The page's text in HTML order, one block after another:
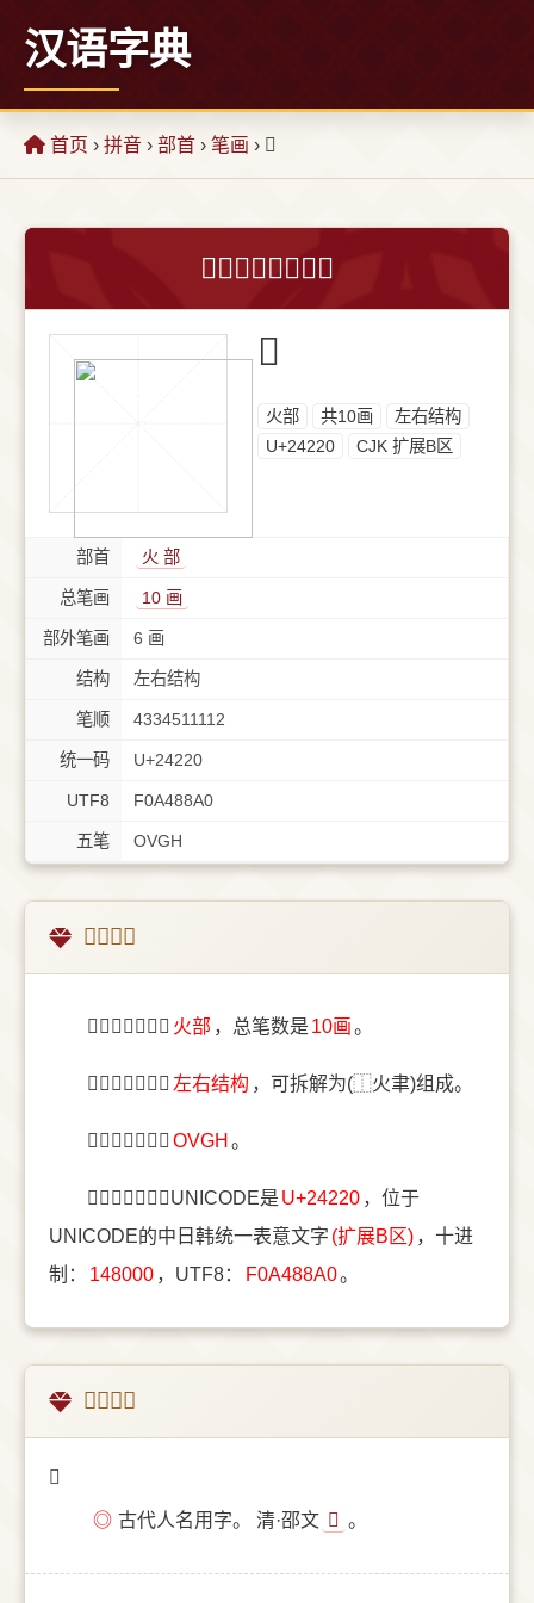
汉语字典
首页 › 拼音 › 部首 › 笔画 › 𤈠
𤈠字的意思和解释
𤈠
⽕部 共10画
左右结构
U+24220
CJK 扩展B区
部首 ⽕ 部
总笔画 10 画
部外笔画 6 画
结构 左右结构
笔顺 4334511112
统一码 U+24220
UTF8 F0A488A0
五笔 OVGH
𤈠字概述
〔𤈠〕字部首是 ⽕部 ，总笔数是 10画。
〔𤈠〕字结构是 左右结构 ，可拆解为(⿰火聿)组成。
〔𤈠〕字五笔是 OVGH 。
〔𤈠〕字统一码UNICODE是 U+24220 ，位于
UNICODE的中日韩统一表意文字 (扩展B区) ，十进
制：
148000 ，UTF8： F0A488A0。
𤈠的意思
𤈠
◎ 古代人名用字。 清·邵文 𤈠 。